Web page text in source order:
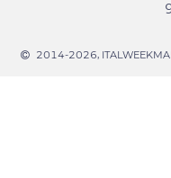
2014-2026,